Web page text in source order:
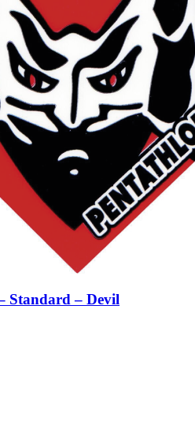
Standard – Devil